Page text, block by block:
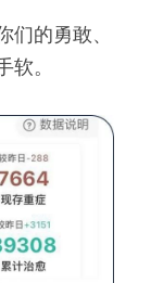
的勇敢、
。